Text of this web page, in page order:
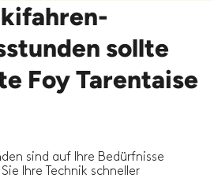
, Sainte Foy Tarentaise
Morgenstunden zu
sehr sachkundig und gab
ohne mich zu schnell mit
überl
sollte
Foy Tarentaise
sind auf Ihre Bedürfnisse
Ihre Technik schneller